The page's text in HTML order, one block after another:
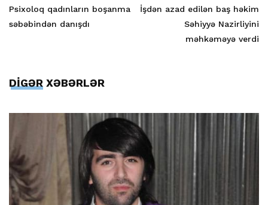
Psixoloq qadınların boşanma
səbəbindən danışdı
İşdən azad edilən baş həkim
Səhiyyə Nazirliyini
məhkəməyə verdi
DİGƏR XƏBƏRLƏR